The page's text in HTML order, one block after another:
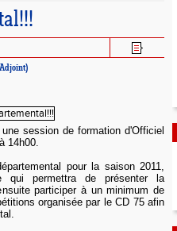
session de formation d'Officiel
14h00.
pour la saison 2011,
qui permettra de présenter la
participer à un minimum de
organisée par le CD 75 afin